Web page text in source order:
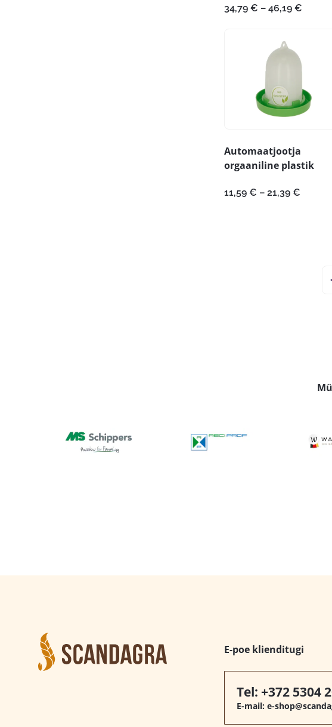
34,79 € – 46,19 €
Automaatjootja
orgaaniline plastik
11,59 € – 21,39 €
E-poe klienditugi
Tel: +372 5304
E-mail: e-